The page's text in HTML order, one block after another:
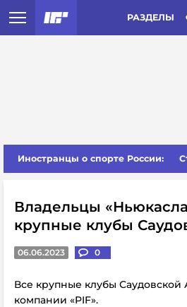
РАЗДЕЛЫ
Иностранцы о спорте России:
Владельцы
крупные клубы
06.06.2023 0
Все крупные клубы
компании «PIF».